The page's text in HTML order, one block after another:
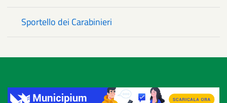
Sportello dei Carabinieri
Title